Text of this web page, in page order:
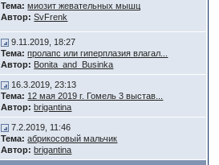
Тема: миозит жевательных мышц
Автор: SvFrenk
9.11.2019, 18:27
Тема: пролапс или гиперплазия влагал...
Автор: Bonita_and_Businka
16.3.2019, 23:13
Тема: 12 мая 2019 г. Гомель 3 выстав...
Автор: brigantina
7.2.2019, 11:46
Тема: абрикосовый мальчик
Автор: brigantina